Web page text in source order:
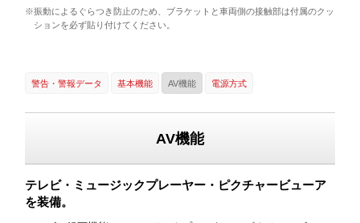
※振動によるぐらつき防止のため、ブラケットと車両側の接触部は付属のクッ
ションを必ず貼り付けてください。
警告・警報データ 基本機能 AV機能 電源方式
AV機能
テレビ・ミュージックプレーヤー・ピクチャービューア
を装備。